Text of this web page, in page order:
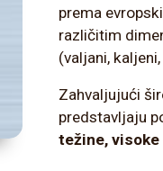
prema
različitim
(valjani,
Zahvaljujući
predstavljaju
težine,